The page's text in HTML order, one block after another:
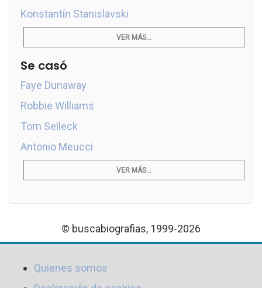
Konstantín Stanislavski
VER MÁS...
Se casó
Faye Dunaway
Robbie Williams
Tom Selleck
Antonio Meucci
VER MÁS...
© buscabiografias, 1999-2026
Quienes somos